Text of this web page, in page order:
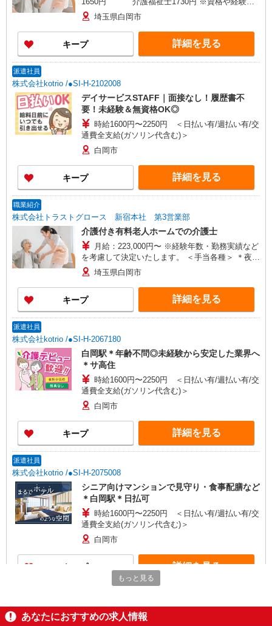
どによる
埼玉県白岡市
キープ 詳細を見る
派遣社員
株式会社kotrio /●SI-H-2102008
デイサービスSTAFF｜面接なし！履歴書不
要！未経験＆無資格OK◎
時給1600円〜2250円 ＜日払い有/週払い有/交
通費全支給(ガソリン代含む)＞
白岡市
キープ 詳細を見る
職業紹介
株式会社トラストグロース 新宿本社 第3営業部
介護付き有料老人ホームでの介護士
月給：223,000円〜 ※経験年数・勤務実績など
を考慮して決定いたします。 ＜手当各種＞ ＊夜勤
手当 6,000円/回 ＊皆勤手当 5,000円 ＊資格手
当 5,000円〜20,000円 ＊賞与年2回
埼玉県白岡市
キープ 詳細を見る
派遣社員
株式会社kotrio /●SI-H-2067180
白岡駅＊年齢不問◎未経験から安定した業界へ
＊サ高住
時給1600円〜2250円 ＜日払い有/週払い有/交
通費全支給(ガソリン代含む)＞
白岡市
キープ 詳細を見る
派遣社員
株式会社kotrio /●SI-H-2075008
シニア向けマンションで見守り・食事配膳など
＊白岡駅＊日払可
時給1600円〜2250円 ＜日払い有/週払い有/交
通費全支給(ガソリン代含む)＞
白岡市
キープ 詳細を見る
株式会社kotrio /●SI-H-2074948
[ 綺麗 ]高級シニアマンションで生活ケア/見守
もっと見る
あなたにおすすめの求人情報